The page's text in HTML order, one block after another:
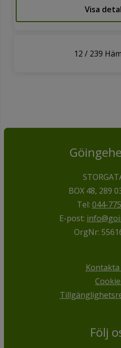
Visa
12 / 239
BOX 48, 289
Tel: 044-
E-post:
OrgNr:
Kontakta
Följ